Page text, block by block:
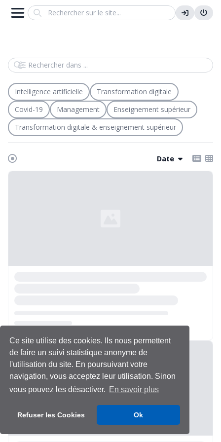
Ce site utilise des cookies. Ils nous permettent
de faire un suivi statistique anonyme de
l'utilisation du site. En poursuivant votre
navigation, vous acceptez leur utilisation. Sinon
vous pouvez les désactiver. En savoir plus
Refuser les Cookies Ok
Search
Rechercher dans
Intelligence artificielle
Transformation digitale
Covid-19
Management
Enseignement supérieur
Transformation digitale & enseignement supérieur
Date
Chargement...